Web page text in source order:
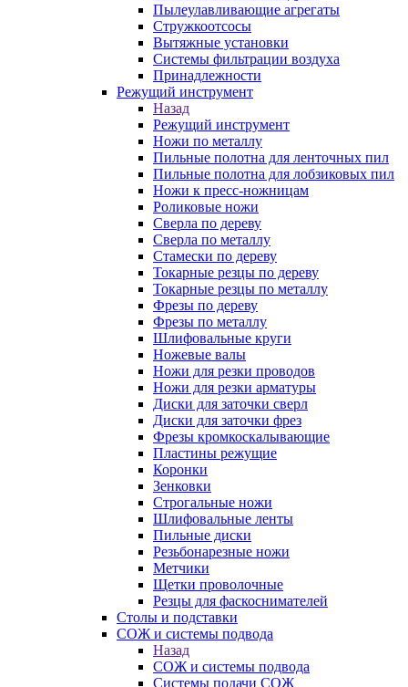
Пылеулавливающие агрегаты
Стружкоотсосы
Вытяжные установки
Системы фильтрации воздуха
Принадлежности
Режущий инструмент
Назад
Режущий инструмент
Ножи по металлу
Пильные полотна для ленточных пил
Пильные полотна для лобзиковых пил
Ножи к пресс-ножницам
Роликовые ножи
Сверла по дереву
Сверла по металлу
Стамески по дереву
Токарные резцы по дереву
Токарные резцы по металлу
Фрезы по дереву
Фрезы по металлу
Шлифовальные круги
Ножевые валы
Ножи для резки проводов
Ножи для резки арматуры
Диски для заточки сверл
Диски для заточки фрез
Фрезы кромкоскалывающие
Пластины режущие
Коронки
Зенковки
Строгальные ножи
Шлифовальные ленты
Пильные диски
Резьбонарезные ножи
Метчики
Щетки проволочные
Резцы для фаскоснимателей
Столы и подставки
СОЖ и системы подвода
Назад
СОЖ и системы подвода
Системы подачи СОЖ